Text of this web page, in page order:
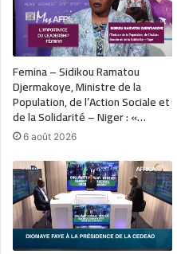
Femina – Sidikou Ramatou
Djermakoye, Ministre de la
Population, de l’Action Sociale et
de la Solidarité – Niger : «…
6 août 2026